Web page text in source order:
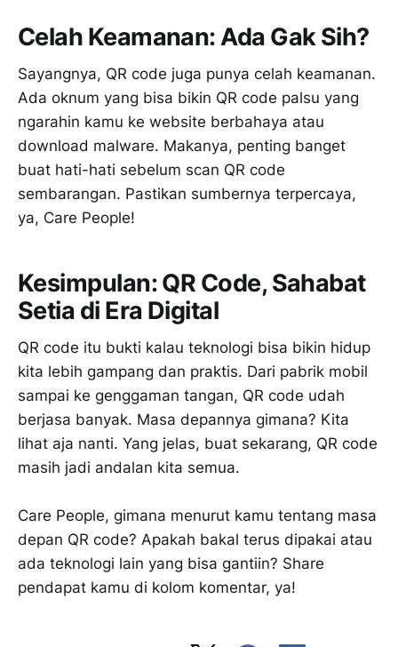
Celah Keamanan: Ada Gak Sih?
Sayangnya, QR code juga punya celah keamanan.
Ada oknum yang bisa bikin QR code palsu yang
ngarahin kamu ke website berbahaya atau
download malware. Makanya, penting banget
buat hati-hati sebelum scan QR code
sembarangan. Pastikan sumbernya terpercaya,
ya, Care People!
Kesimpulan: QR Code, Sahabat
Setia di Era Digital
QR code itu bukti kalau teknologi bisa bikin hidup
kita lebih gampang dan praktis. Dari pabrik mobil
sampai ke genggaman tangan, QR code udah
berjasa banyak. Masa depannya gimana? Kita
lihat aja nanti. Yang jelas, buat sekarang, QR code
masih jadi andalan kita semua.
Care People, gimana menurut kamu tentang masa
depan QR code? Apakah bakal terus dipakai atau
ada teknologi lain yang bisa gantiin? Share
pendapat kamu di kolom komentar, ya!